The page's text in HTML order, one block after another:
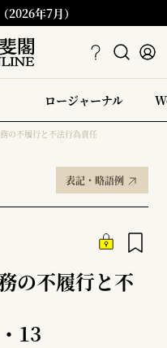
2026年7月）
ロージャーナル
の不履行と不法行為責任
表記・略語例
の不履行と不
13